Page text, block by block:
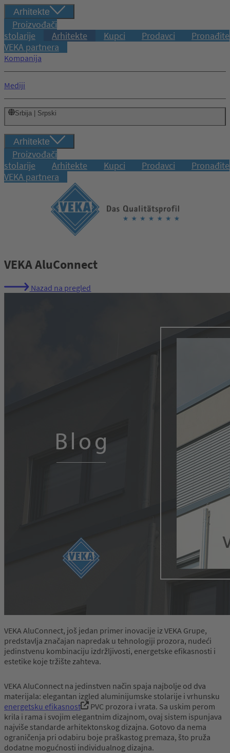
Arhitekte
Proizvođači
stolarije
Arhitekte Kupci Prodavci
Pronađite
VEKA partnera
Kompanija
Mediji
Srbija | Srpski
Arhitekte
Proizvođači
stolarije
Arhitekte Kupci Prodavci
Pronađite
VEKA partnera
VEKA AluConnect
Nazad na pregled
VEKA AluConnect, još jedan primer inovacije iz VEKA Grupe,
predstavlja značajan napredak u tehnologiji prozora, nudeći
jedinstvenu kombinaciju izdržljivosti, energetske efikasnosti i
estetike koje tržište zahteva.
VEKA AluConnect na jedinstven način spaja najbolje od dva
materijala: elegantan izgled aluminijumske stolarije i vrhunsku
energetsku efikasnost
PVC prozora i vrata. Sa uskim perom
krila i rama i svojim elegantnim dizajnom, ovaj sistem ispunjava
najviše standarde arhitektonskog dizajna. Gotovo da nema
ograničenja pri odabiru boje praškastog premaza, što pruža
dodatne mogućnosti individualnog dizajna.